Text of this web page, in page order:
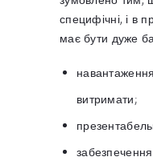
специфічні, і в
має бути дуже
витримати;